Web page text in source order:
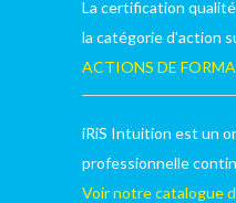
La certification
la catégorie d'action
ACTIONS DE
iRiS Intuition est un
professionnelle
Voir notre catalogue